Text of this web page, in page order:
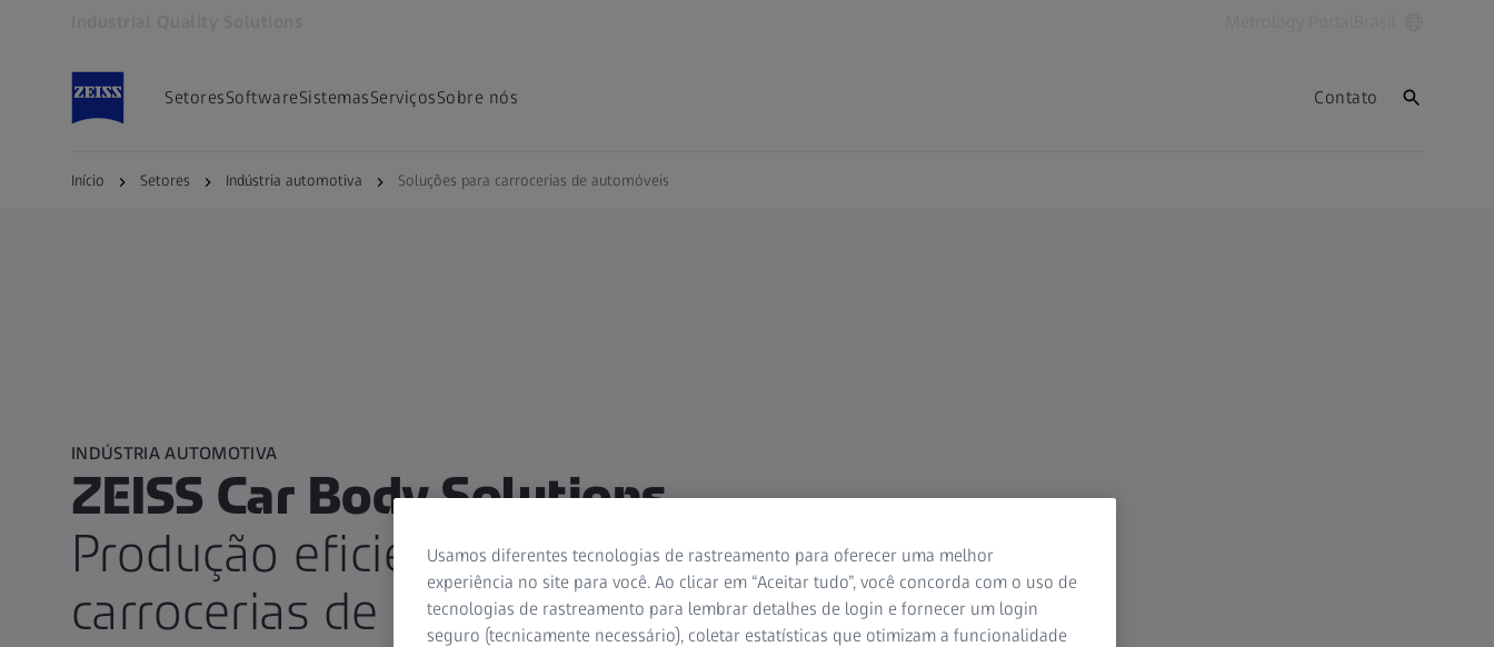
SetoresSoftwareSistemasServiçosSobre nós Contato
Início Setores Indústria automotiva Soluções para carrocerias de automóveis
INDÚSTRIA AUTOMOTIVA
ZEISS Car Body Solutions
Produção eficiente de
carrocerias de automóveis
Usamos diferentes tecnologias de rastreamento para oferecer uma melhor
experiência no site para você. Ao clicar em “Aceitar tudo”, você concorda com o uso de
tecnologias de rastreamento para lembrar detalhes de login e fornecer um login
seguro (tecnicamente necessário), coletar estatísticas que otimizam a funcionalidade